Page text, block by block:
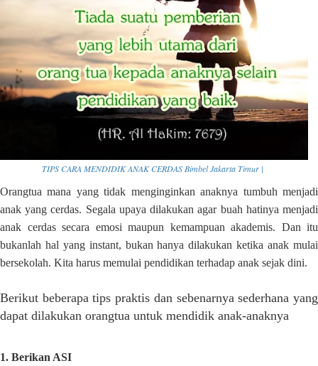
TIPS CARA MENDIDIK ANAK CERDAS Bimbel Jakarta Timur |
Orangtua mana yang tidak menginginkan anaknya tumbuh menjadi
anak yang cerdas. Segala upaya dilakukan agar buah hatinya menjadi
anak cerdas secara emosi maupun kemampuan akademis. Dan itu
bukanlah hal yang instant, bukan hanya dilakukan ketika anak mulai
bersekolah. Kita harus memulai pendidikan terhadap anak sejak dini.
Berikut beberapa tips praktis dan sebenarnya sederhana yang
dapat dilakukan orangtua untuk mendidik anak-anaknya
1. Berikan ASI